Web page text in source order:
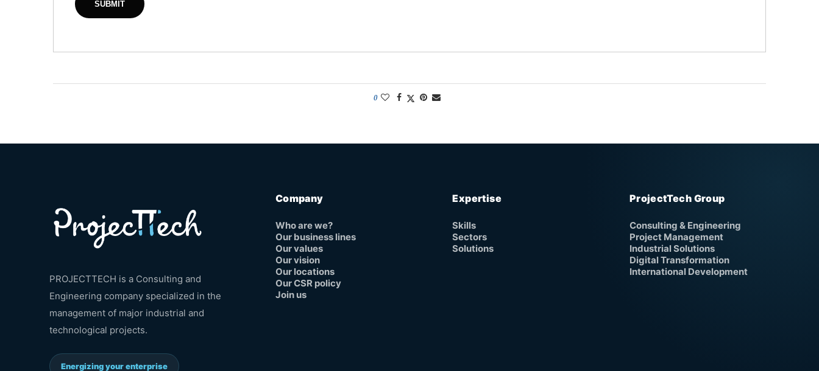
0
PROJECTTECH is a Consulting and
Engineering company specialized in the
management of major industrial and
technological projects.
Energizing your enterprise
Company
Who are we?
Our business lines
Our values
Our vision
Our locations
Our CSR policy
Join us
Expertise
Skills
Sectors
Solutions
ProjectTech Group
Consulting & Engineering
Project Management
Industrial Solutions
Digital Transformation
International Development